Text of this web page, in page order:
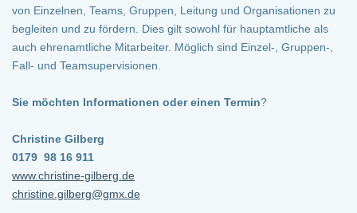
von Einzelnen, Teams, Gruppen, Leitung und Organisationen zu
begleiten und zu fördern. Dies gilt sowohl für hauptamtliche als
auch ehrenamtliche Mitarbeiter. Möglich sind Einzel-, Gruppen-,
Fall- und Teamsupervisionen.
Sie möchten Informationen oder einen Termin?
Christine Gilberg
0179 98 16 911
www.christine-gilberg.de
christine.gilberg@gmx.de